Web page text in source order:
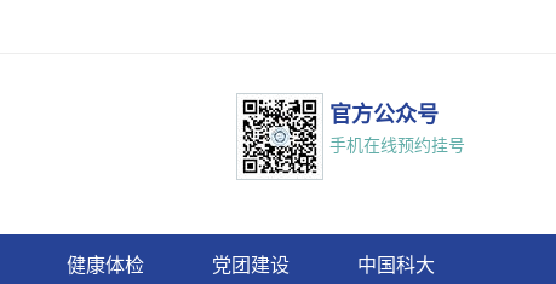
官方公众号
手机在线预约挂号
健康体检 党团建设 中国科大